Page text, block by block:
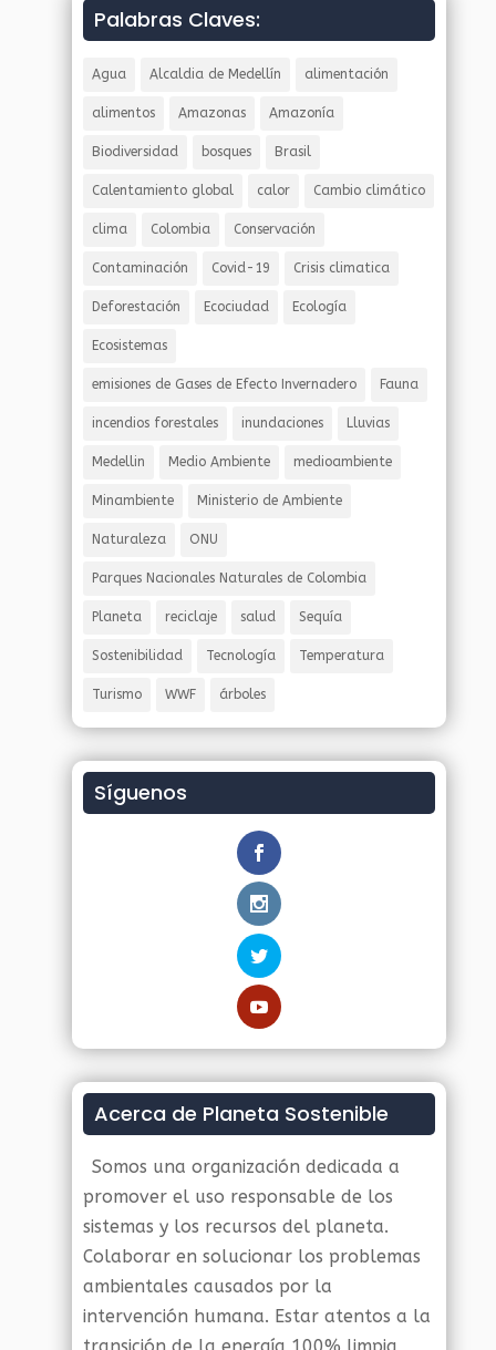
Palabras Claves:
Agua Alcaldia de Medellín alimentación
alimentos Amazonas Amazonía
Biodiversidad bosques Brasil
Calentamiento global calor Cambio climático
clima Colombia Conservación
Contaminación Covid-19 Crisis climatica
Deforestación Ecociudad Ecología
Ecosistemas
emisiones de Gases de Efecto Invernadero Fauna
incendios forestales inundaciones Lluvias
Medellin Medio Ambiente medioambiente
Minambiente Ministerio de Ambiente
Naturaleza ONU
Parques Nacionales Naturales de Colombia
Planeta reciclaje salud Sequía
Sostenibilidad Tecnología Temperatura
Turismo WWF árboles
Síguenos
Acerca de Planeta Sostenible
Somos una organización dedicada a
promover el uso responsable de los
sistemas y los recursos del planeta.
Colaborar en solucionar los problemas
ambientales causados por la
intervención humana. Estar atentos a la